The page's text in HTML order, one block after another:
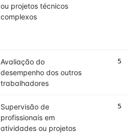
ou projetos técnicos
complexos
Avaliação do
desempenho dos outros
trabalhadores
5
Supervisão de
profissionais em
atividades ou projetos
5